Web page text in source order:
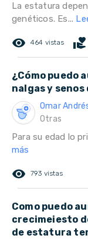
La estatura
genéticos. Es...
remove_red_eye 464 vistas volunteer_activism
¿Cómo puedo
nalgas y
Omar
Otras
Para su edad lo
más
remove_red_eye 793 vistas
Como puedo
crecimeiesto
de estatura